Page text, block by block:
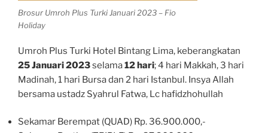
Brosur Umroh Plus Turki Januari 2023 – Fio
Holiday
Umroh Plus Turki Hotel Bintang Lima, keberangkatan
25 Januari 2023selama12 hari; 4 hari Makkah, 3 hari
Madinah, 1 hari Bursa dan 2 hari Istanbul. Insya Allah
bersama ustadz Syahrul Fatwa, Lc hafidzhohullah
Sekamar Berempat (QUAD) Rp. 36.900.000,-